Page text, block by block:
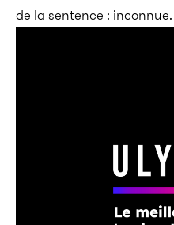
de la sentence : inconnue.